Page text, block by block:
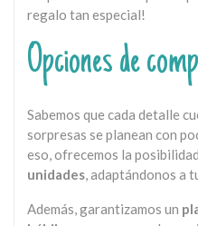
regalo tan especial!
Opciones de
Sabemos que cada detalle
sorpresas se planean con
eso, ofrecemos la
unidades, adaptándonos a
Además, garantizamos un